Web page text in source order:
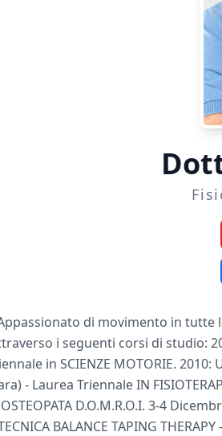
di movimento in tutte
i seguenti corsi di studio:
in SCIENZE MOTORIE.
- Laurea Triennale IN
D.O.M.R.O.I. 3-4
BALANCE TAPING